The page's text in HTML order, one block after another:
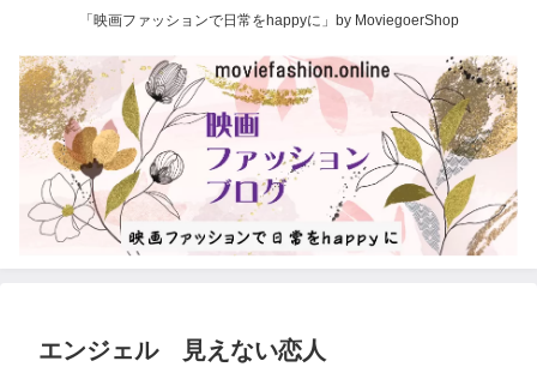
「映画ファッションで日常をhappyに」by MoviegoerShop
エンジェル 見えない恋人